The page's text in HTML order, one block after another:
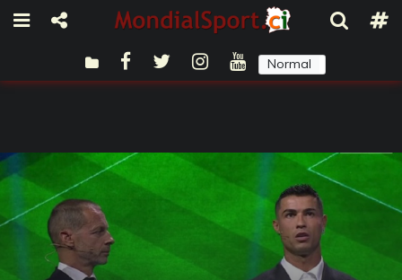
Normal